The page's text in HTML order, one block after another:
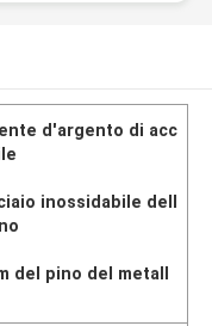
d'argento di acc
inossidabile dell
del pino del metall